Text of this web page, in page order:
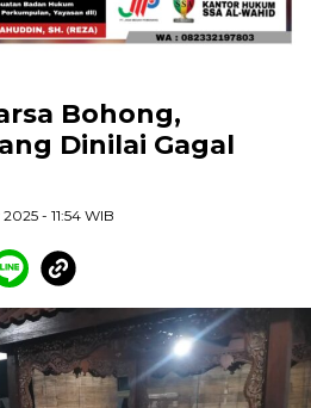
Bohong,
Dinilai Gagal
2025 - 11:54 WIB